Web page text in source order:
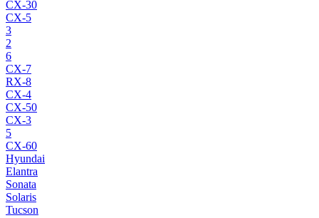
CX-30
CX-5
3
2
6
CX-7
RX-8
CX-4
CX-50
CX-3
5
CX-60
Hyundai
Elantra
Sonata
Solaris
Tucson